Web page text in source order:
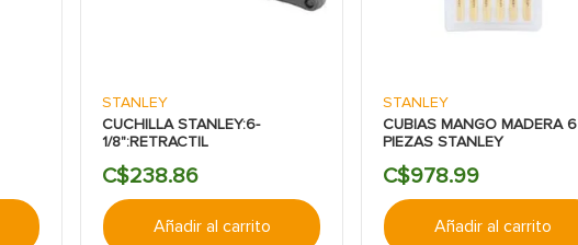
STANLEY
CUCHILLA STANLEY:6-
1/8":RETRACTIL
C$238.86
Añadir al carrito
STANLEY
CUBIAS MANGO MADERA 6
PIEZAS STANLEY
C$978.99
Añadir al carrito